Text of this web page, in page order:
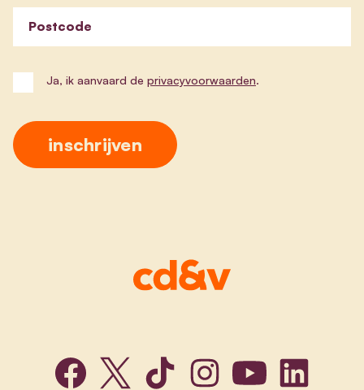
Postcode
Ja, ik aanvaard de privacyvoorwaarden.